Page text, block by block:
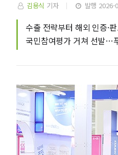
김용식 기자 발행
수출 전략부터 해외 인증·
국민참여평가 거쳐 선발…